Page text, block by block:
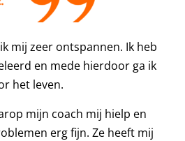
mij zeer ontspannen. Ik heb
en mede hierdoor ga ik
het leven.
mijn coach mij hielp en
erg fijn. Ze heeft mij